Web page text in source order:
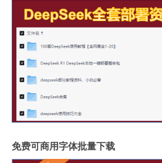
免费可商用字体批量下载